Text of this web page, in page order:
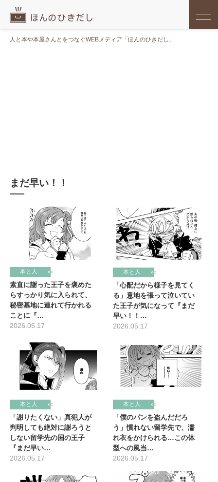
人と本や本屋さんとをつなぐWEBメディア「ほんのひきだし」
まだ早い！！
本と人
素直に謝った王子を褒めた
らすっかり気に入られて、
秘密基地に連れて行かれる
ことに『…
2026.05.17
本と人
「心配だから様子を見てく
る」意地を張って泣いてい
た王子が気になって『まだ
早い！！…
2026.05.17
本と人
「謝りたくない」真犯人が
判明しても絶対に謝ろうと
しない留学先の国の王子
『まだ早い…
2026.05.17
本と人
「僕のパンを盗んだだろ
う」慣れない留学先で、濡
れ衣をかけられる…この体
型への風当…
2026.05.17